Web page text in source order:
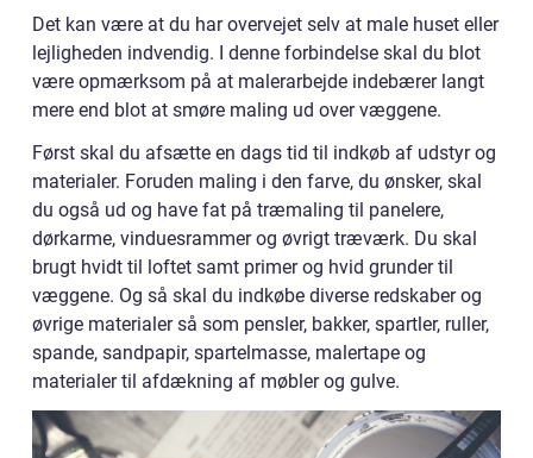
Det kan være at du har overvejet selv at male huset eller
lejligheden indvendig. I denne forbindelse skal du blot
være opmærksom på at malerarbejde indebærer langt
mere end blot at smøre maling ud over væggene.
Først skal du afsætte en dags tid til indkøb af udstyr og
materialer. Foruden maling i den farve, du ønsker, skal
du også ud og have fat på træmaling til panelere,
dørkarme, vinduesrammer og øvrigt træværk. Du skal
brugt hvidt til loftet samt primer og hvid grunder til
væggene. Og så skal du indkøbe diverse redskaber og
øvrige materialer så som pensler, bakker, spartler, ruller,
spande, sandpapir, spartelmasse, malertape og
materialer til afdækning af møbler og gulve.